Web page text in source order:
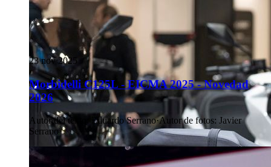
23 nov 2025
Morbidelli C125L - EICMA 2025 - Novedad
2026
Autor del texto Eduardo Serrano·Autor de fotos: Javier
Serrano